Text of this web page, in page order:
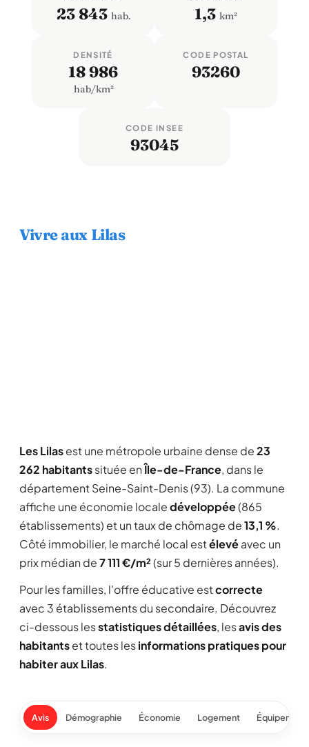
23 843 hab. 1,3 km²
DENSITÉ
18 986
hab/km²
CODE POSTAL
93260
CODE INSEE
93045
Vivre aux Lilas
Les Lilasest une métropole urbaine dense de23
262 habitantssituée enÎle-de-France, dans le
département Seine-Saint-Denis (93). La commune
affiche une économie localedéveloppée(865
établissements) et un taux de chômage de13,1 %.
Côté immobilier, le marché local estélevéavec un
prix médian de7 111 €/m²(sur 5 dernières années).
Pour les familles, l'offre éducative estcorrecte
avec 3 établissements du secondaire. Découvrez
ci-dessous lesstatistiques détaillées, lesavis des
habitantset toutes lesinformations pratiques pour
habiter aux Lilas.
Avis Démographie Économie Logement